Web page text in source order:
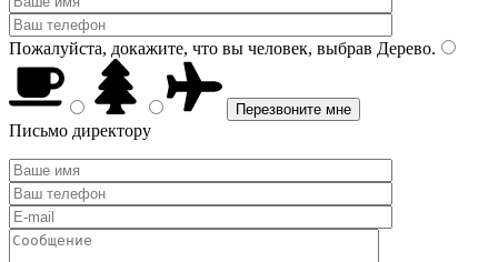
Пожалуйста, докажите, что вы человек, выбрав Дерево.
Письмо директору